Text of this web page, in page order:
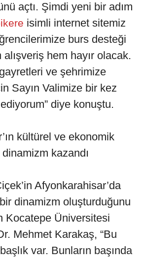
açtı. Şimdi yeni bir adım
isimli internet sitemiz
burs desteği
hem hayır olacak.
ve şehrimize
Sayın Valimize bir kez
diye konuştu.
kültürel ve ekonomik
kazandı
Afyonkarahisar’da
dinamizm oluşturduğunu
Kocatepe Üniversitesi
Mehmet Karakaş, “Bu
var. Bunların başında